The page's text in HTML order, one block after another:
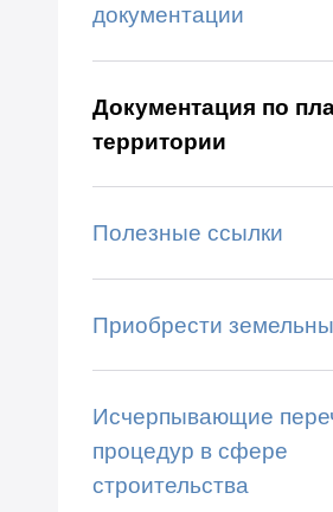
документации
Документация по
территории
Полезные ссылки
Приобрести
Исчерпывающие
процедур в сфере
строительства